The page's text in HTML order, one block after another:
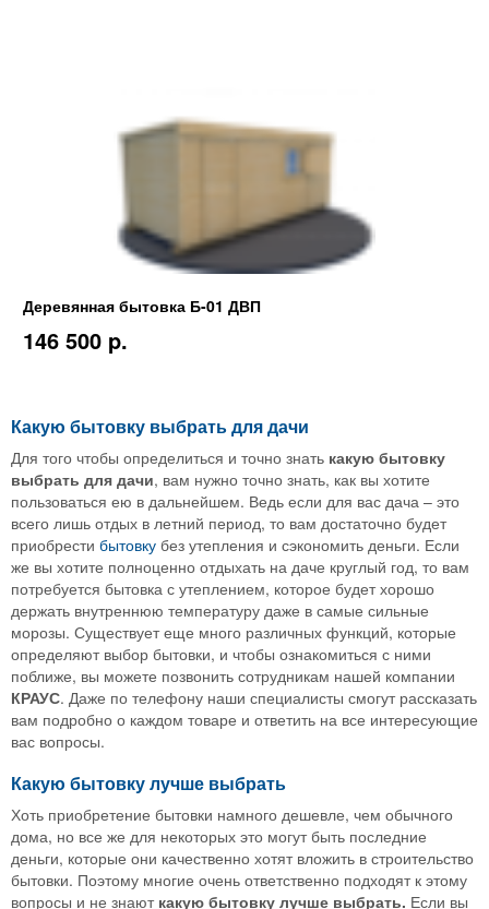
Деревянная бытовка Б-01 ДВП
146 500 p.
Какую бытовку выбрать для дачи
Для того чтобы определиться и точно знать какую бытовку
выбрать для дачи, вам нужно точно знать, как вы хотите
пользоваться ею в дальнейшем. Ведь если для вас дача – это
всего лишь отдых в летний период, то вам достаточно будет
приобрести бытовку без утепления и сэкономить деньги. Если
же вы хотите полноценно отдыхать на даче круглый год, то вам
потребуется бытовка с утеплением, которое будет хорошо
держать внутреннюю температуру даже в самые сильные
морозы. Существует еще много различных функций, которые
определяют выбор бытовки, и чтобы ознакомиться с ними
поближе, вы можете позвонить сотрудникам нашей компании
КРАУС. Даже по телефону наши специалисты смогут рассказать
вам подробно о каждом товаре и ответить на все интересующие
вас вопросы.
Какую бытовку лучше выбрать
Хоть приобретение бытовки намного дешевле, чем обычного
дома, но все же для некоторых это могут быть последние
деньги, которые они качественно хотят вложить в строительство
бытовки. Поэтому многие очень ответственно подходят к этому
вопросы и не знают какую бытовку лучше выбрать. Если вы